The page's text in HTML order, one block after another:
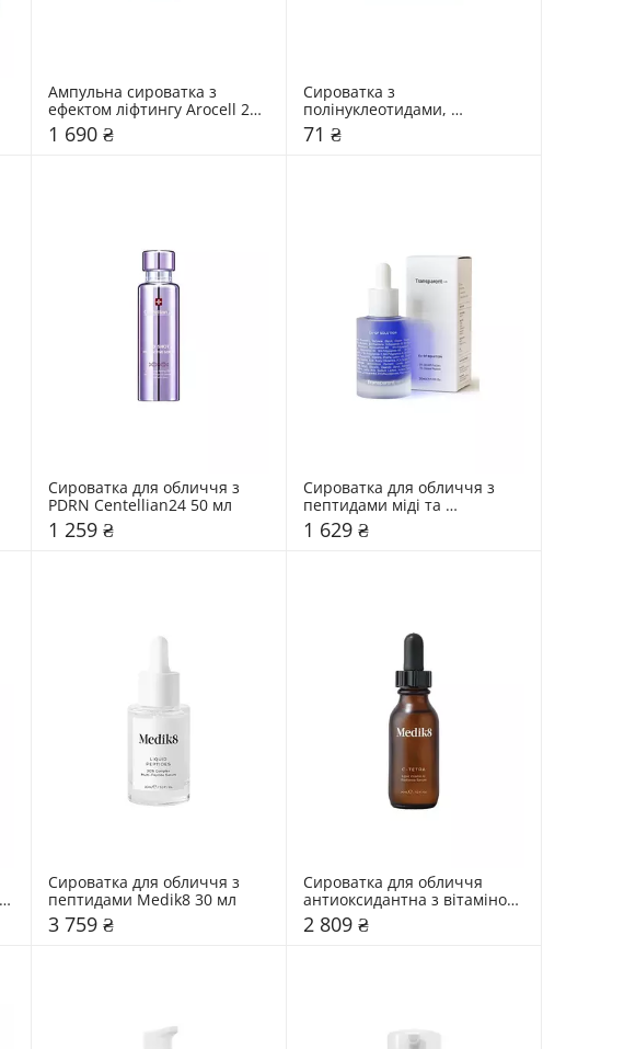
Ампульна сироватка з
ефектом ліфтингу Arocell 28
мл
1 690 ₴
Сироватка з
полінуклеотидами,
ретинолом та спікулами Dr.
Ceuracle 2 мл
71 ₴
Сироватка для обличчя з
PDRN Centellian24 50 мл
1 259 ₴
Сироватка для обличчя з
пептидами міді та
факторами росту
Transparent Lab 30 мл
1 629 ₴
Сироватка для обличчя з
пептидами Medik8 30 мл
3 759 ₴
Сироватка для обличчя
антиоксидантна з вітаміном
С Medik8 30 мл
2 809 ₴